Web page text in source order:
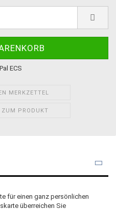
MERKZETTEL
ZUM PRODUKT
für einen ganz persönlichen
überreichen Sie